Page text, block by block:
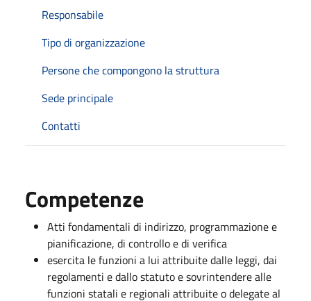
Responsabile
Tipo di organizzazione
Persone che compongono la struttura
Sede principale
Contatti
Competenze
Atti fondamentali di indirizzo, programmazione e
pianificazione, di controllo e di verifica
esercita le funzioni a lui attribuite dalle leggi, dai
regolamenti e dallo statuto e sovrintendere alle
funzioni statali e regionali attribuite o delegate al